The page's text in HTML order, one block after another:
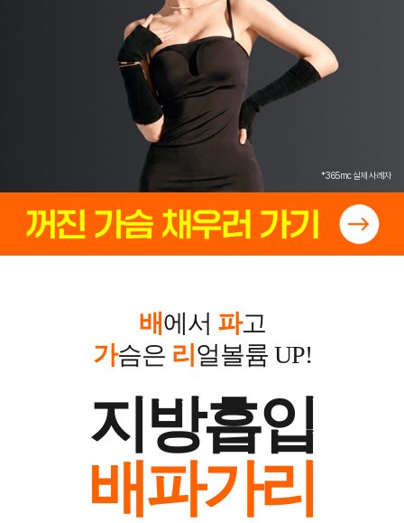
*365mc 실제 사례자
배에서 파고
가슴은 리얼볼륨 UP!
지방흡입
배파가리